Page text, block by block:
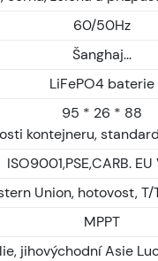
60/50Hz
Šanghaj...
LiFePO4 baterie
95 * 26 * 88
kontejneru,
ISO9001,PSE,CARB. EU
Union, hotovost, T/
MPPT
jihovýchodní Asie